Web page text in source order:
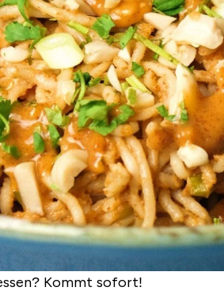
Kommt sofort!